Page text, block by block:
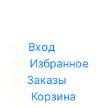
Вход
Избранное
Заказы
Корзина